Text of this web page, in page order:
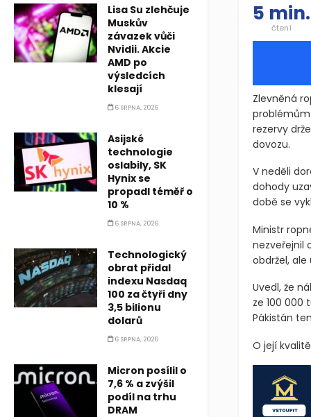
5 min.
čtení
Zlevněná
rezervy
dovozu.
V neděli
dohody
době se
Ministr
nezveřejnil
obdržel,
Uvedl, že
ze 100 000
Pákistán
O její
Lisa Su zlehčuje
Muskův
závazek vůči
Nvidii. Akcie
AMD po
výsledcích
klesají
6 SRPNA, 2026
Asijské
technologie
oslabily, SK
Hynix se
propadl téměř o
10 %
6 SRPNA, 2026
Technologický
obrat přidal
indexu Nasdaq
100 za čtyři dny
3,5 bilionu
dolarů
6 SRPNA, 2026
Micron posílil o
7,6 % a zvýšil
podíl na trhu
DRAM